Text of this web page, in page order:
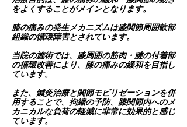
をよくすることがメインとなります。
膝の痛みの発生メカニズムは膝関節周囲軟部
組織の循環障害とされています。
当院の施術では、膝周囲の筋肉・腱の付着部
の循環改善により、膝の痛みの緩和を目指し
ています。
また、鍼灸治療と関節モビリゼーションを併
用することで、拘縮の予防、膝関節内へのメ
カニカルな負荷の軽減に非常に効果的と感じ
ています。